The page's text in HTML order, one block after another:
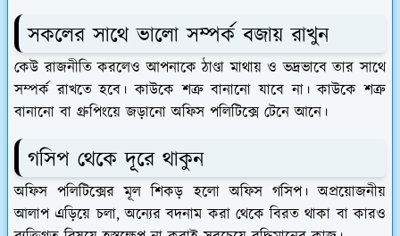
সকলের সাথে ভালো সম্পর্ক বজায় রাখুন
কেউ রাজনীতি করলেও আপনাকে ঠাণ্ডা মাথায় ও ভদ্রভাবে তার সাথে
সম্পর্ক রাখতে হবে। কাউকে শত্রু বানানো যাবে না। কাউকে শত্রু
বানানো বা গ্রুপিংয়ে জড়ানো অফিস পলিটিক্সে টেনে আনে।
গসিপ থেকে দূরে থাকুন
অফিস পলিটিক্সের মূল শিকড় হলো অফিস গসিপ। অপ্রয়োজনীয়
আলাপ এড়িয়ে চলা, অন্যের বদনাম করা থেকে বিরত থাকা বা কারও